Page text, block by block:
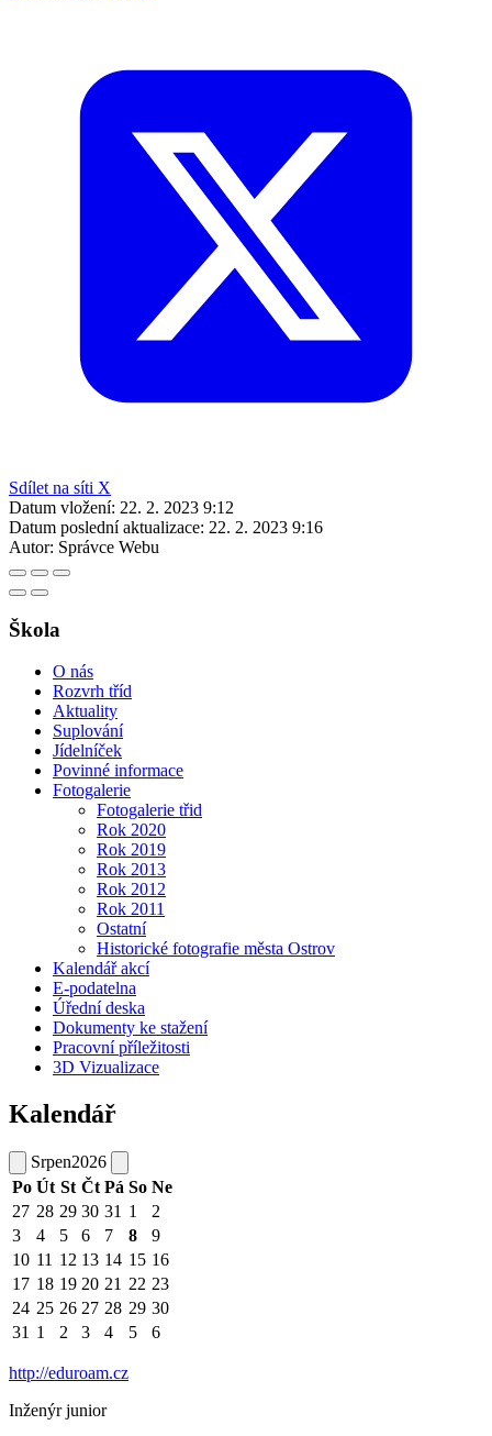
Sdílet na síti X
Datum vložení: 22. 2. 2023 9:12
Datum poslední aktualizace: 22. 2. 2023 9:16
Autor: Správce Webu
Škola
O nás
Rozvrh tříd
Aktuality
Suplování
Jídelníček
Povinné informace
Fotogalerie
Fotogalerie třid
Rok 2020
Rok 2019
Rok 2013
Rok 2012
Rok 2011
Ostatní
Historické fotografie města Ostrov
Kalendář akcí
E-podatelna
Úřední deska
Dokumenty ke stažení
Pracovní příležitosti
3D Vizualizace
Kalendář
Srpen2026
Po Út St Čt Pá So Ne
27 28 29 30 31 1
2
3
4 5 6 7 8
9
10 11 12 13 14 15 16
17 18 19 20 21 22 23
24 25 26 27 28 29 30
31 1 2 3 4 5 6
http://eduroam.cz
Inženýr junior